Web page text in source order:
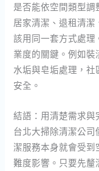
是否能依空間類型調
居家清潔、退租清
該用同一套方式處
業度的關鍵。例如
水垢與皂垢處理，
安全。
結語：用清楚需求
台北大掃除清潔公
潔服務本身就會受
難度影響。只要先